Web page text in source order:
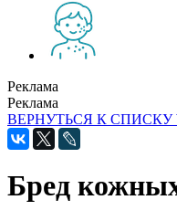
Реклама
Реклама
ВЕРНУТЬСЯ К СПИСКУ
Бред